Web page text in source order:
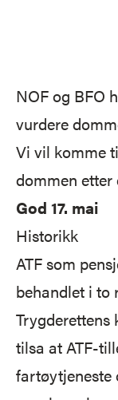
NOF og BFO
vurdere
Vi vil komme
dommen etter
God 17. mai
Historikk
ATF som
behandlet i to
Trygderettens
tilsa at ATF-
fartøytjeneste